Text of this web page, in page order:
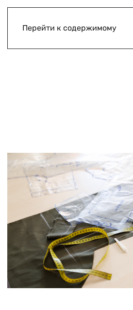
Перейти к содержимому